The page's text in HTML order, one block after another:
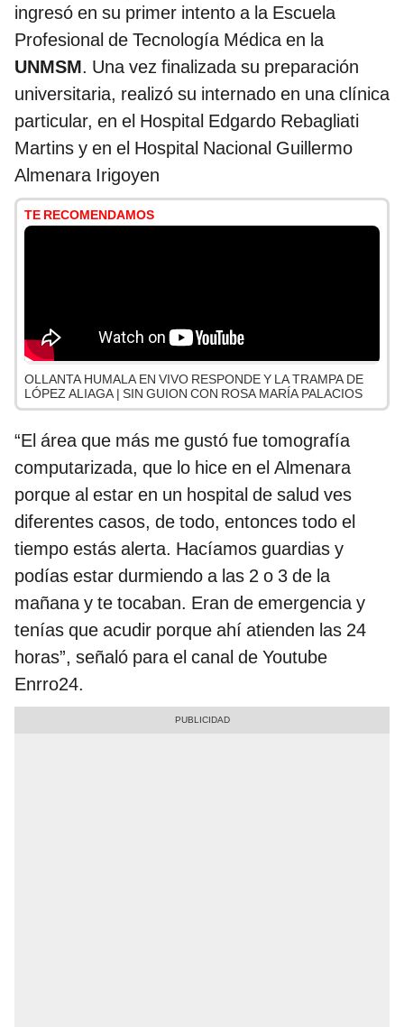
ingresó en su primer intento a la Escuela
Profesional de Tecnología Médica en la
UNMSM. Una vez finalizada su preparación
universitaria, realizó su internado en una clínica
particular, en el Hospital Edgardo Rebagliati
Martins y en el Hospital Nacional Guillermo
Almenara Irigoyen
TE RECOMENDAMOS
OLLANTA HUMALA EN VIVO RESPONDE Y LA TRAMPA DE
LÓPEZ ALIAGA | SIN GUION CON ROSA MARÍA PALACIOS
“El área que más me gustó fue tomografía
computarizada, que lo hice en el Almenara
porque al estar en un hospital de salud ves
diferentes casos, de todo, entonces todo el
tiempo estás alerta. Hacíamos guardias y
podías estar durmiendo a las 2 o 3 de la
mañana y te tocaban. Eran de emergencia y
tenías que acudir porque ahí atienden las 24
horas”, señaló para el canal de Youtube
Enrro24.